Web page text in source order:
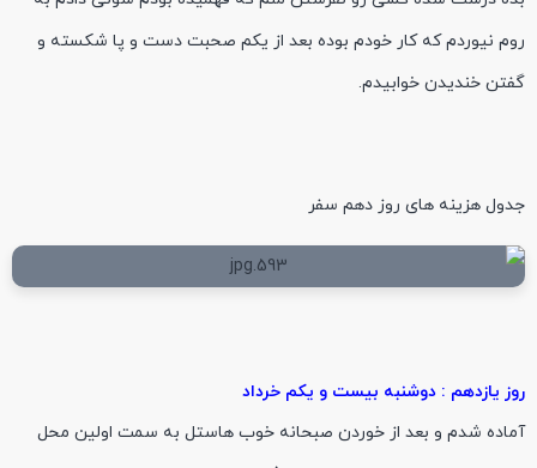
روم نیوردم که کار خودم بوده بعد از یکم صحبت دست و پا شکسته و
گفتن خندیدن خوابیدم.
جدول هزینه های روز دهم سفر
روز یازدهم : دوشنبه بیست و یکم خرداد
آماده شدم و بعد از خوردن صبحانه خوب هاستل به سمت اولین محل